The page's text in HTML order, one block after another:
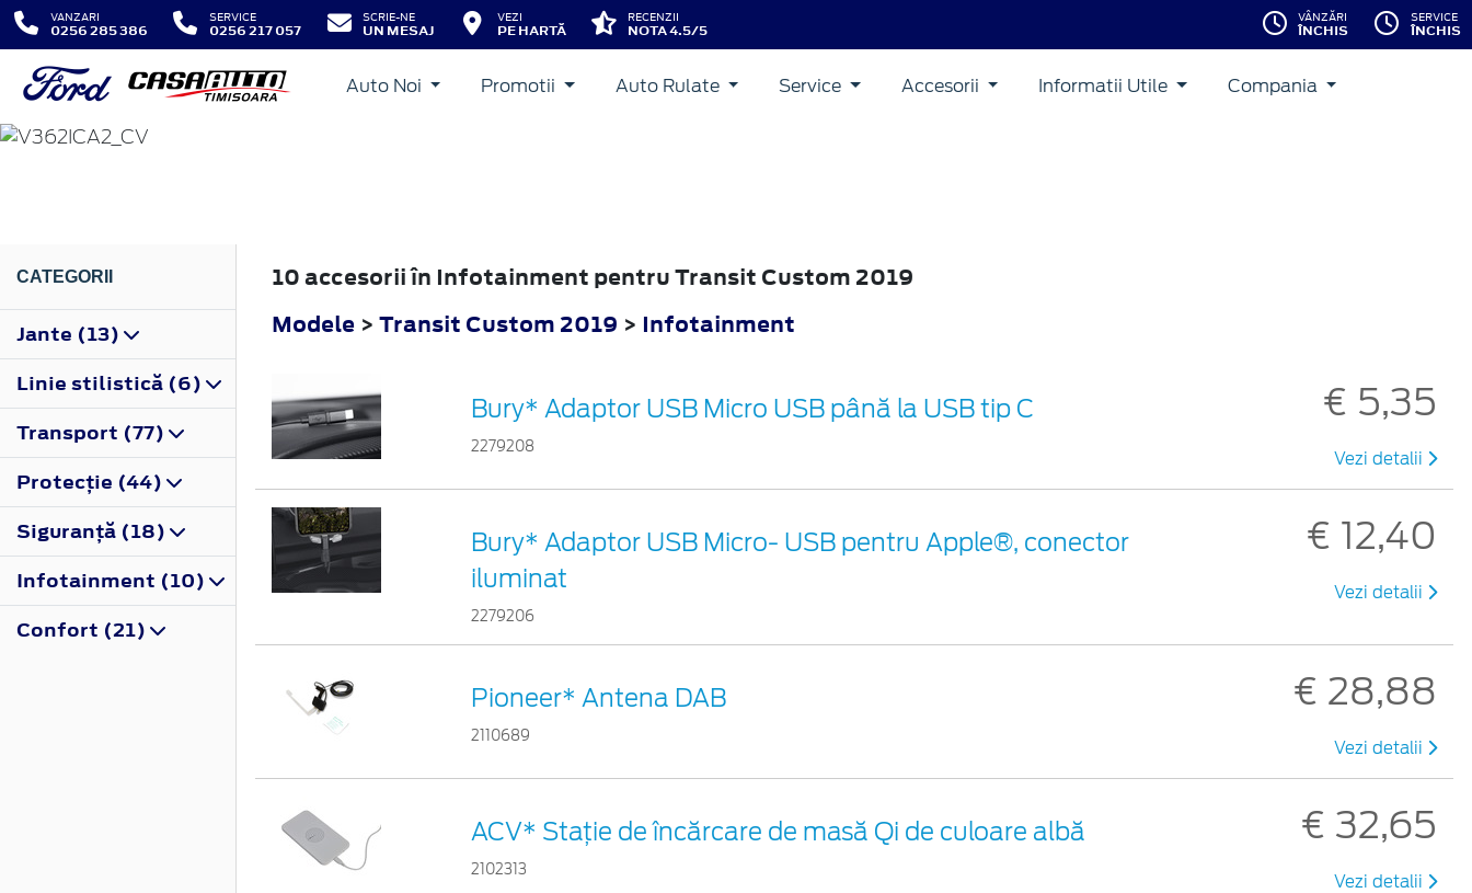
VANZARI
0256 285 386
SERVICE
0256 217 057
SCRIE-NE
UN MESAJ
VEZI
PE HARTĂ
RECENZII
NOTA 4.5/5
VÂNZĂRI
ÎNCHIS
SERVICE
ÎNCHIS
Auto Noi Promotii Auto Rulate Service Accesorii Informatii Utile Compania
TRANSIT CUSTOM
CATEGORII
Jante (13)
Linie stilistică (6)
Transport (77)
Protecţie (44)
Siguranţă (18)
Infotainment (10)
Confort (21)
10 accesorii în Infotainment pentru Transit Custom 2019
Modele > Transit Custom 2019 > Infotainment
Bury* Adaptor USB Micro USB până la USB tip C
2279208
€ 5,35
Vezi detalii
Bury* Adaptor USB Micro- USB pentru Apple®, conector
iluminat
2279206
€ 12,40
Vezi detalii
Pioneer* Antena DAB
2110689
€ 28,88
Vezi detalii
ACV* Stație de încărcare de masă Qi de culoare albă
2102313
€ 32,65
Vezi detalii